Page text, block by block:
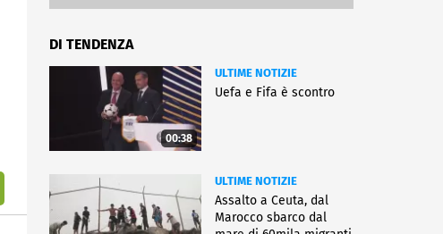
DI TENDENZA
00:38
ULTIME NOTIZIE
Uefa e Fifa è scontro
ULTIME NOTIZIE
Assalto a Ceuta, dal
Marocco sbarco dal